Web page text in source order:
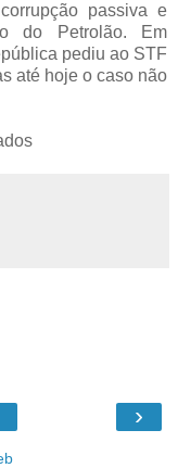
passiva e
do Petrolão. Em
pediu ao STF
até hoje o caso não
›